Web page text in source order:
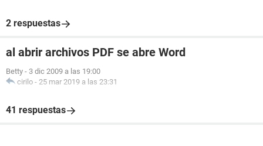
2 respuestas
al abrir archivos PDF se abre Word
Betty - 3 dic 2009 a las 19:00
cirilo - 25 mar 2019 a las 23:31
41 respuestas